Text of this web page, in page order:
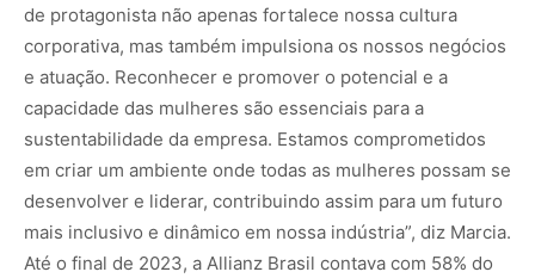
de protagonista não apenas fortalece nossa cultura
corporativa, mas também impulsiona os nossos negócios
e atuação. Reconhecer e promover o potencial e a
capacidade das mulheres são essenciais para a
sustentabilidade da empresa. Estamos comprometidos
em criar um ambiente onde todas as mulheres possam se
desenvolver e liderar, contribuindo assim para um futuro
mais inclusivo e dinâmico em nossa indústria”, diz Marcia.
Até o final de 2023, a Allianz Brasil contava com 58% do